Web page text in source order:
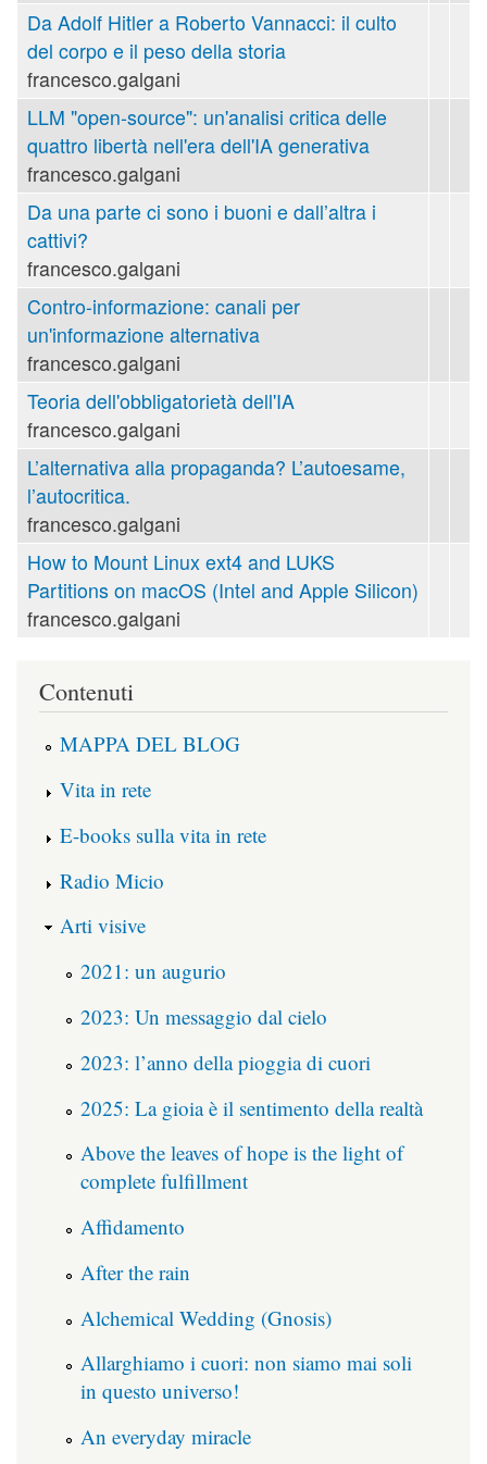
Da Adolf Hitler a Roberto Vannacci: il culto
del corpo e il peso della storia
francesco.galgani
LLM "open-source": un'analisi critica delle
quattro libertà nell'era dell'IA generativa
francesco.galgani
Da una parte ci sono i buoni e dall’altra i
cattivi?
francesco.galgani
Contro-informazione: canali per
un'informazione alternativa
francesco.galgani
Teoria dell'obbligatorietà dell'IA
francesco.galgani
L’alternativa alla propaganda? L’autoesame,
l’autocritica.
francesco.galgani
How to Mount Linux ext4 and LUKS
Partitions on macOS (Intel and Apple Silicon)
francesco.galgani
Contenuti
MAPPA DEL BLOG
Vita in rete
E-books sulla vita in rete
Radio Micio
Arti visive
2021: un augurio
2023: Un messaggio dal cielo
2023: l’anno della pioggia di cuori
2025: La gioia è il sentimento della realtà
Above the leaves of hope is the light of
complete fulfillment
Affidamento
After the rain
Alchemical Wedding (Gnosis)
Allarghiamo i cuori: non siamo mai soli
in questo universo!
An everyday miracle